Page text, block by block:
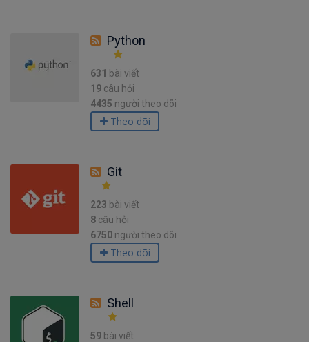
Python
631 bài viết
19 câu hỏi
4435 người theo dõi
Theo dõi
Git
223 bài viết
8 câu hỏi
6750 người theo dõi
Theo dõi
Shell
59 bài viết